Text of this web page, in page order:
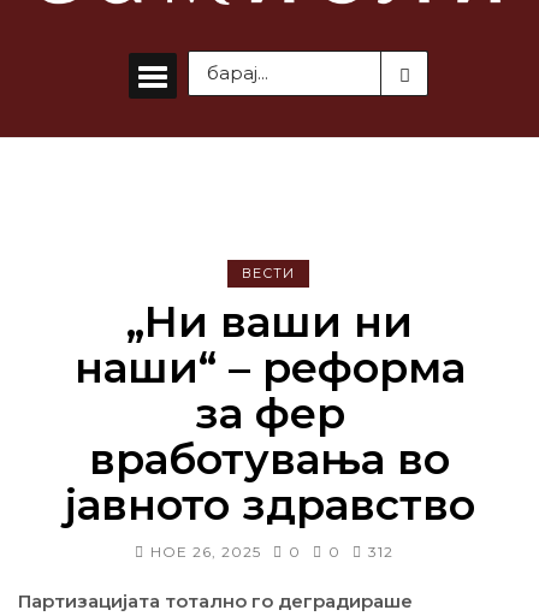
ВЕСТИ
„Ни ваши ни
наши“ – реформа
за фер
вработувања во
јавното здравство
НОЕ 26, 2025 0 0 312
Партизацијата тотално го деградираше